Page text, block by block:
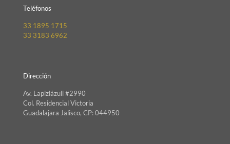
Teléfonos
33 1895 1715
33 3183 6962
Dirección
Av. Lapizlázuli #2990
Col. Residencial Victoria
Guadalajara Jalisco, CP: 044950